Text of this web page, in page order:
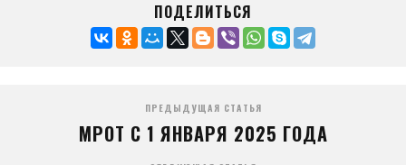
ПОДЕЛИТЬСЯ
ПРЕДЫДУЩАЯ СТАТЬЯ
МРОТ С 1 ЯНВАРЯ 2025 ГОДА